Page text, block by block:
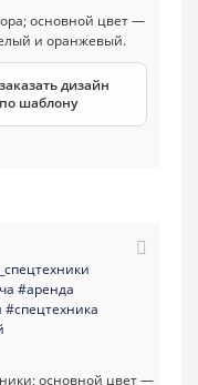
заказать дизайн
по шаблону
#аренда
#спецтехника